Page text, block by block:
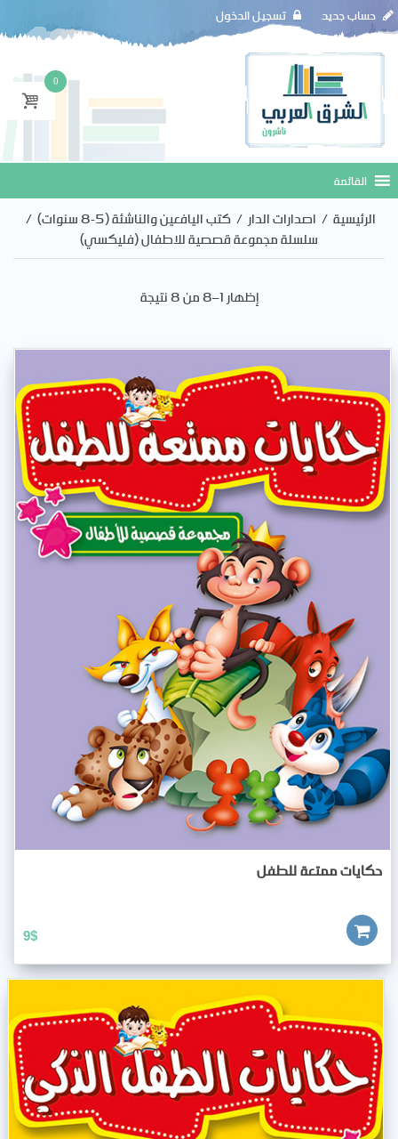
تسجيل الدخول حساب جديد
0
الرئيسية / اصدارات الدار / كتب اليافعين والناشئة (5-8 سنوات)
/
سلسلة مجموعة قصصية للاطفال (فليكسي)
إظهار 1–8 من 8 نتيجة
حكايات ممتعة للطفل
9$